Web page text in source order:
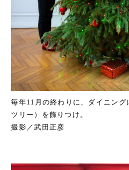
毎年11月の終わりに、ダイニング
ツリー）を飾りつけ。
撮影／武田正彦